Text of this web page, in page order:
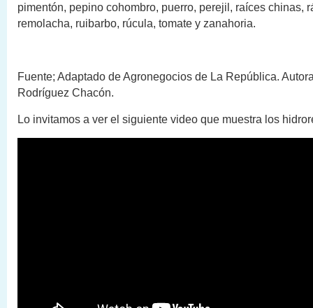
pimentón, pepino cohombro, puerro, perejil, raíces chinas,
remolacha, ruibarbo, rúcula, tomate y zanahoria.
Fuente; Adaptado de Agronegocios de La República.
Rodríguez Chacón.
Lo invitamos a ver el siguiente video que muestra los